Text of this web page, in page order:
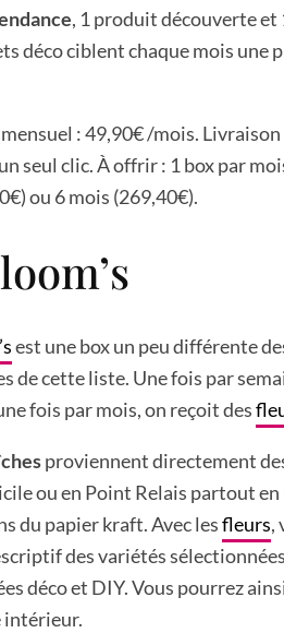
, 1 produit découverte et
déco ciblent chaque mois une
: 49,90€ /mois. Livraison
seul clic. À offrir : 1 box par
ou 6 mois (269,40€).
est une box un peu différente
de cette liste. Une fois par
fois par mois, on reçoit des
proviennent directement
ou en Point Relais partout en
du papier kraft. Avec lesfleurs,
des variétés
déco et DIY. Vous pourrez
intérieur.